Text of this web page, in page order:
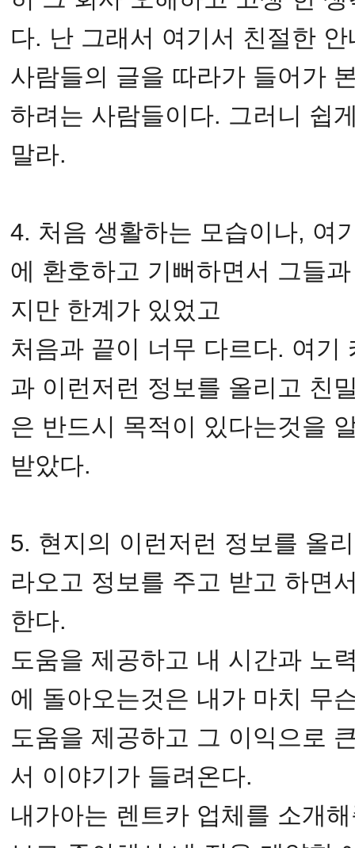
다. 난 그래서 여기서 친절한
사람들의 글을 따라가 들어가
하려는 사람들이다. 그러니 쉽
말라.
4. 처음 생활하는 모습이나, 여
에 환호하고 기뻐하면서 그들
지만 한계가 있었고
처음과 끝이 너무 다르다. 여기
과 이런저런 정보를 올리고 친
은 반드시 목적이 있다는것을
받았다.
5. 현지의 이런저런 정보를 올
라오고 정보를 주고 받고 하면
한다.
도움을 제공하고 내 시간과 노
에 돌아오는것은 내가 마치 무
도움을 제공하고 그 이익으로
서 이야기가 들려온다.
내가아는 렌트카 업체를 소개